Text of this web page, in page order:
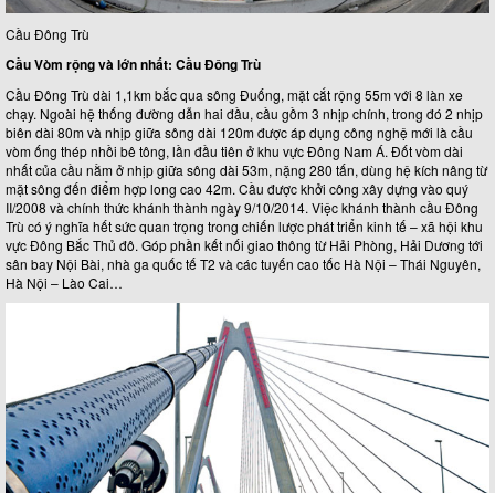
Cầu Đông Trù
Cầu Vòm rộng và lớn nhất: Cầu Đông Trù
Cầu Đông Trù dài 1,1km bắc qua sông Đuống, mặt cắt rộng 55m với 8 làn xe
chạy. Ngoài hệ thống đường dẫn hai đầu, cầu gồm 3 nhịp chính, trong đó 2 nhịp
biên dài 80m và nhịp giữa sông dài 120m được áp dụng công nghệ mới là cầu
vòm ống thép nhồi bê tông, lần đầu tiên ở khu vực Đông Nam Á. Đốt vòm dài
nhất của cầu nằm ở nhịp giữa sông dài 53m, nặng 280 tấn, dùng hệ kích nâng từ
mặt sông đến điểm hợp long cao 42m. Cầu được khởi công xây dựng vào quý
II/2008 và chính thức khánh thành ngày 9/10/2014. Việc khánh thành cầu Đông
Trù có ý nghĩa hết sức quan trọng trong chiến lược phát triển kinh tế – xã hội khu
vực Đông Bắc Thủ đô. Góp phần kết nối giao thông từ Hải Phòng, Hải Dương tới
sân bay Nội Bài, nhà ga quốc tế T2 và các tuyến cao tốc Hà Nội – Thái Nguyên,
Hà Nội – Lào Cai…